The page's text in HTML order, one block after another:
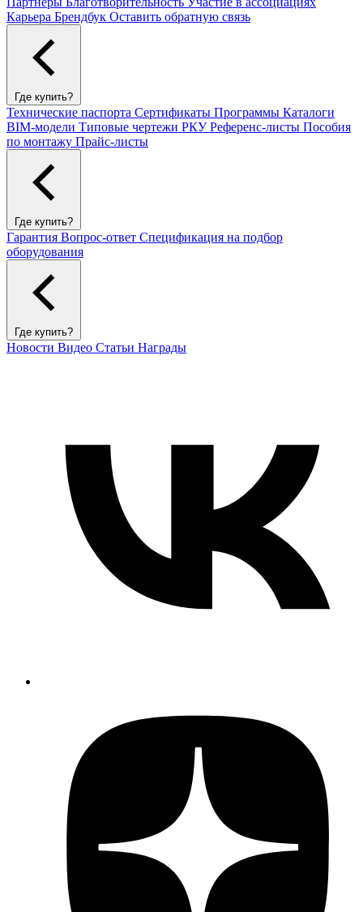
Карьера Брендбук Оставить обратную связь
Где купить?
Технические паспорта Сертификаты Программы Каталоги
BIM-модели Типовые чертежи РКУРеференс-листы Пособия
по монтажу Прайс-листы
Где купить?
Гарантия Вопрос-ответ Спецификация на подбор
оборудования
Где купить?
Новости Видео Статьи Награды